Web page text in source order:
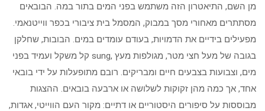
מן השם, התיאטרון הזה משתמש בפני המים בתור במה. הבובאים
מסתתרים מאחורי מסך במבוק, המסמל בית ציבורי בכפר ווייטנאמי.
מפעילים בידיים את הדמויות, בעודם עומדים במים. הבובות, שחלקן
בגובה של מעל חצי מטר, מגולפות מעץ ,sung קל משקל ועמיד בפני
מים, וצבועות בצבעים חיים ומבריקים. רובם מתופעלות על ידי בובאי
אחד, אך כמה מהן זקוקות לשלושה או ארבעה בובאים. ההצגות
מבוססות על סיפורים היסטוריים או דתיים: מקור העם הווייטי, אגדות,